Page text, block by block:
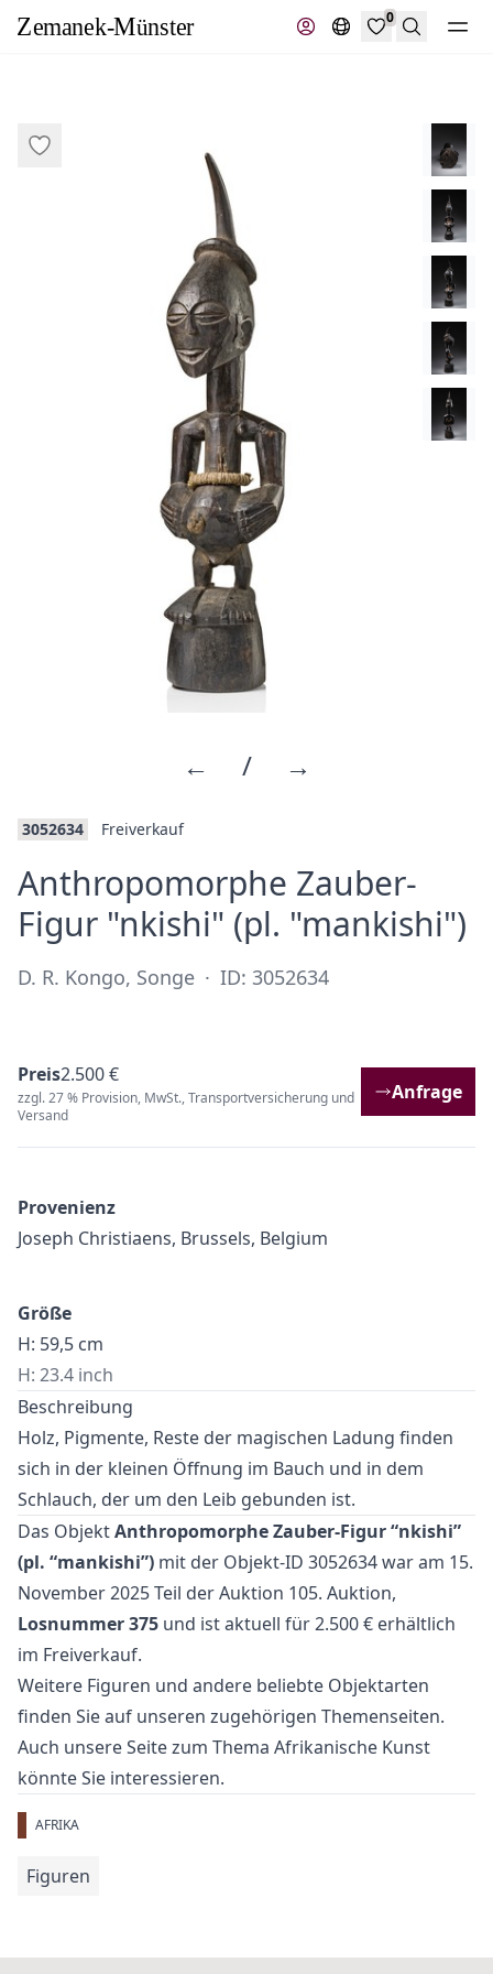
0
Suche
← / →
3052634 Freiverkauf
Anthropomorphe Zauber-
Figur "nkishi" (pl. "mankishi")
D. R. Kongo, Songe · ID: 3052634
Preis2.500 €
zzgl. 27 % Provision, MwSt., Transportversicherung und
Versand
Anfrage
Provenienz
Joseph Christiaens, Brussels, Belgium
Größe
H: 59,5 cm
H: 23.4 inch
Beschreibung
Holz, Pigmente, Reste der magischen Ladung finden
sich in der kleinen Öffnung im Bauch und in dem
Schlauch, der um den Leib gebunden ist.
Das ObjektAnthropomorphe Zauber-Figur “nkishi”
(pl. “mankishi”) mit der Objekt-ID 3052634 war am 15.
November 2025 Teil der Auktion 105. Auktion,
Losnummer 375 und ist aktuell für 2.500 € erhältlich
im Freiverkauf.
Weitere Figuren und andere beliebte Objektarten
finden Sie auf unseren zugehörigen Themenseiten.
Auch unsere Seite zum Thema Afrikanische Kunst
könnte Sie interessieren.
AFRIKA
Figuren